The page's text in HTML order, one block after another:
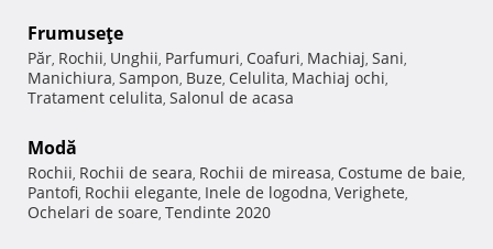
Frumuseţe
Păr, Rochii, Unghii, Parfumuri, Coafuri, Machiaj, Sani,
Manichiura, Sampon, Buze, Celulita, Machiaj ochi,
Tratament celulita, Salonul de acasa
Modă
Rochii, Rochii de seara, Rochii de mireasa, Costume de baie,
Pantofi, Rochii elegante, Inele de logodna, Verighete,
Ochelari de soare, Tendinte 2020